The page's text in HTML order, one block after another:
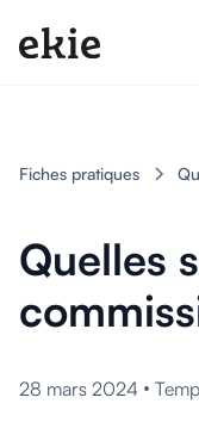
Fiches pratiques
Quelles
28 mars 2024 •